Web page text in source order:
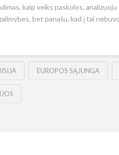
kaip veiks paskolos,
bet panašu, kad į tai
EUROPOS SĄJUNGA